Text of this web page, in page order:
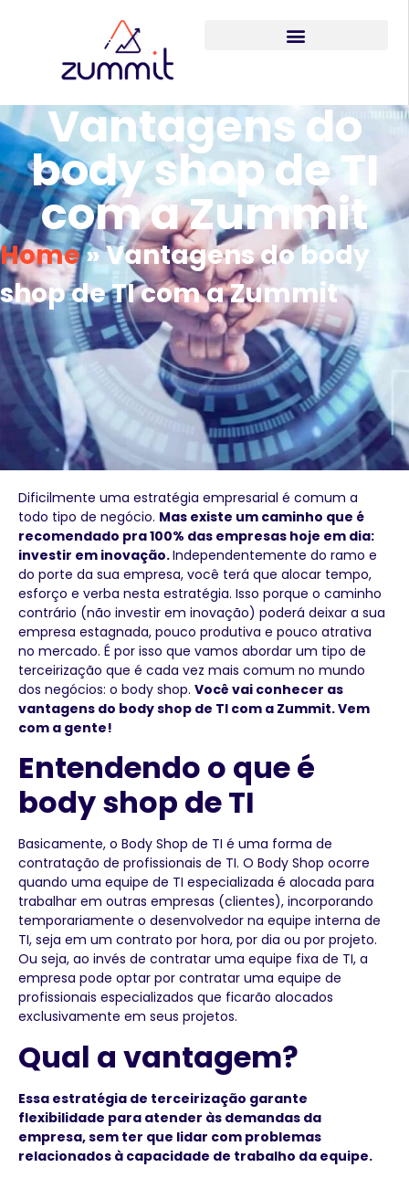
Vantagens do
body shop de TI
com a Zummit
Home»Vantagens do body
shop de TI com a Zummit
Dificilmente uma estratégia empresarial é comum a
todo tipo de negócio. Mas existe um caminho que é
recomendado pra 100% das empresas hoje em dia:
investir em inovação.Independentemente do ramo e
do porte da sua empresa, você terá que alocar tempo,
esforço e verba nesta estratégia. Isso porque o caminho
contrário (não investir em inovação) poderá deixar a sua
empresa estagnada, pouco produtiva e pouco atrativa
no mercado. É por isso que vamos abordar um tipo de
terceirização que é cada vez mais comum no mundo
dos negócios: o body shop. Você vai conhecer as
vantagens do body shop de TI com a Zummit. Vem
com a gente!
Entendendo o que é
body shop de TI
Basicamente, o Body Shop de TI é uma forma de
contratação de profissionais de TI. O Body Shop ocorre
quando uma equipe de TI especializada é alocada para
trabalhar em outras empresas (clientes), incorporando
temporariamente o desenvolvedor na equipe interna de
TI, seja em um contrato por hora, por dia ou por projeto.
Ou seja, ao invés de contratar uma equipe fixa de TI, a
empresa pode optar por contratar uma equipe de
profissionais especializados que ficarão alocados
exclusivamente em seus projetos.
Qual a vantagem?
Essa estratégia de terceirização garante
flexibilidade para atender às demandas da
empresa, sem ter que lidar com problemas
relacionados à capacidade de trabalho da equipe.